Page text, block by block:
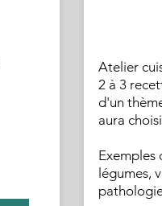
Atelier
2 à 3
d'un
aura
Exemples
légumes,